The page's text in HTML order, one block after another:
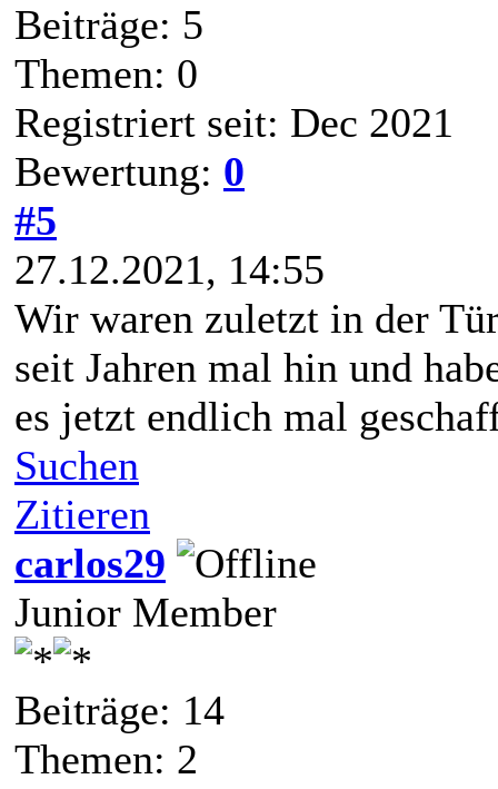
Beiträge: 5
Themen: 0
Registriert seit: Dec 2021
Bewertung: 0
#5
27.12.2021, 14:55
Wir waren zuletzt in der
seit Jahren mal hin und
es jetzt endlich mal
Suchen
Zitieren
carlos29
Junior Member
Beiträge: 14
Themen: 2